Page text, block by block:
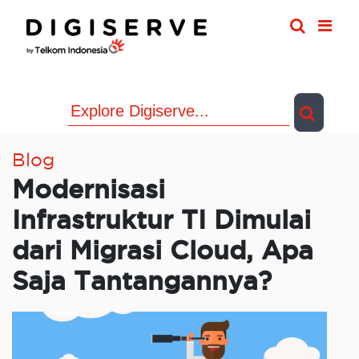
content
Blog
Modernisasi
Infrastruktur TI Dimulai
dari Migrasi Cloud, Apa
Saja Tantangannya?